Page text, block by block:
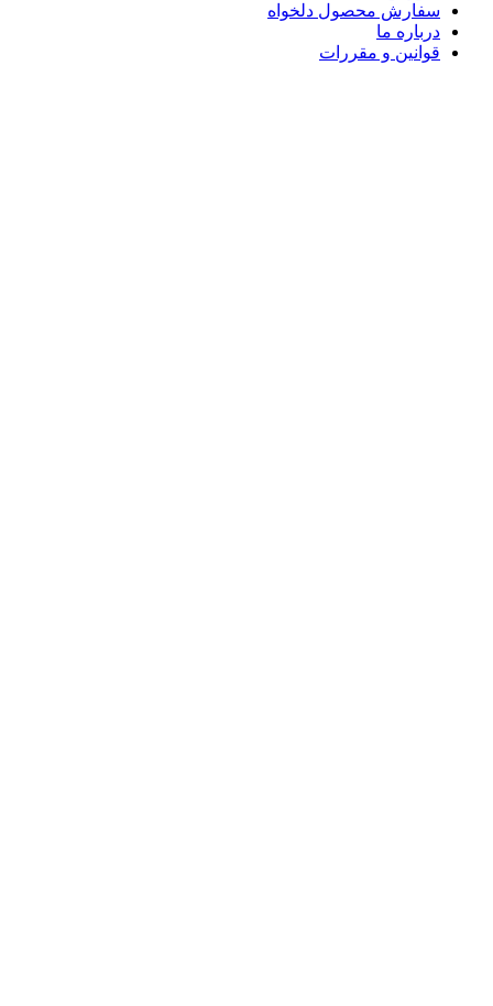
سفارش محصول دلخواه
درباره ما
قوانین و مقررات